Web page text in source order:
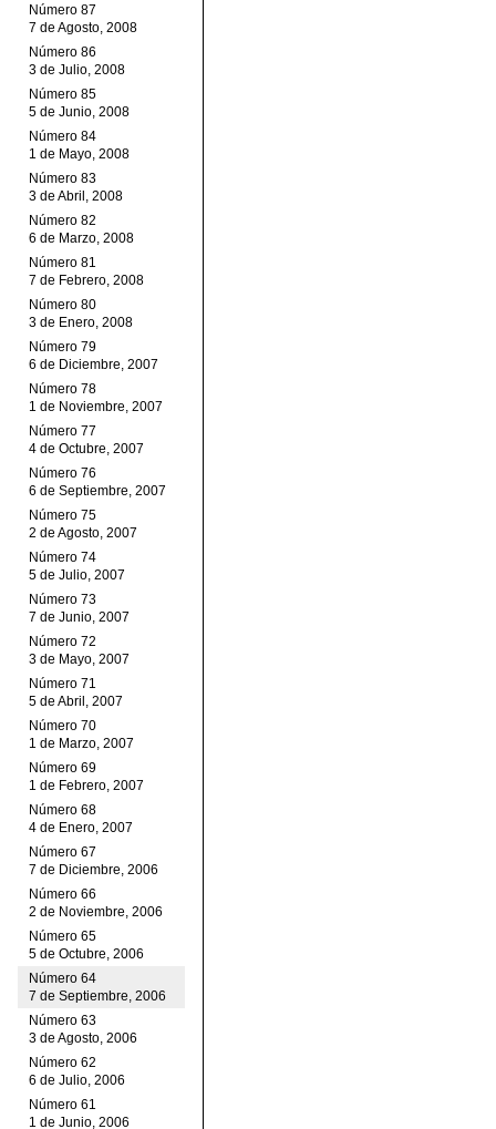
Número 87
7 de Agosto, 2008
Número 86
3 de Julio, 2008
Número 85
5 de Junio, 2008
Número 84
1 de Mayo, 2008
Número 83
3 de Abril, 2008
Número 82
6 de Marzo, 2008
Número 81
7 de Febrero, 2008
Número 80
3 de Enero, 2008
Número 79
6 de Diciembre, 2007
Número 78
1 de Noviembre, 2007
Número 77
4 de Octubre, 2007
Número 76
6 de Septiembre, 2007
Número 75
2 de Agosto, 2007
Número 74
5 de Julio, 2007
Número 73
7 de Junio, 2007
Número 72
3 de Mayo, 2007
Número 71
5 de Abril, 2007
Número 70
1 de Marzo, 2007
Número 69
1 de Febrero, 2007
Número 68
4 de Enero, 2007
Número 67
7 de Diciembre, 2006
Número 66
2 de Noviembre, 2006
Número 65
5 de Octubre, 2006
Número 64
7 de Septiembre, 2006
Número 63
3 de Agosto, 2006
Número 62
6 de Julio, 2006
Número 61
1 de Junio, 2006